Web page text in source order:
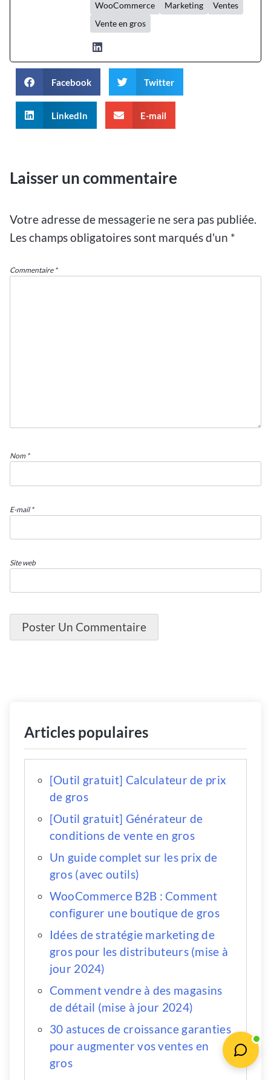
WooCommerce
Marketing
Ventes
Vente en gros
Facebook Twitter
LinkedIn E-mail
Laisser un commentaire
Votre adresse de messagerie ne sera pas publiée.
Les champs obligatoires sont marqués d'un *
Commentaire *
Nom *
E-mail*
Site web
Articles populaires
[Outil gratuit] Calculateur de prix
de gros
[Outil gratuit] Générateur de
conditions de vente en gros
Un guide complet sur les prix de
gros (avec outils)
WooCommerce B2B : Comment
configurer une boutique de gros
Idées de stratégie marketing de
gros pour les distributeurs (mise à
jour 2024)
Comment vendre à des magasins
de détail (mise à jour 2024)
30 astuces de croissance garanties
pour augmenter vos ventes en
gros